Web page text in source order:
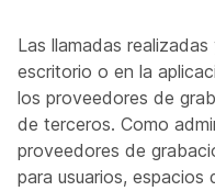
Las llamadas
escritorio o en la
los proveedores de
de terceros. Como
proveedores de
para usuarios,